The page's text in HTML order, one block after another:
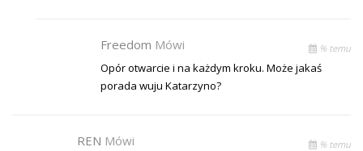
Freedom Mówi % temu
Opór otwarcie i na każdym kroku. Może jakaś
porada wuju Katarzyno?
REN Mówi % temu